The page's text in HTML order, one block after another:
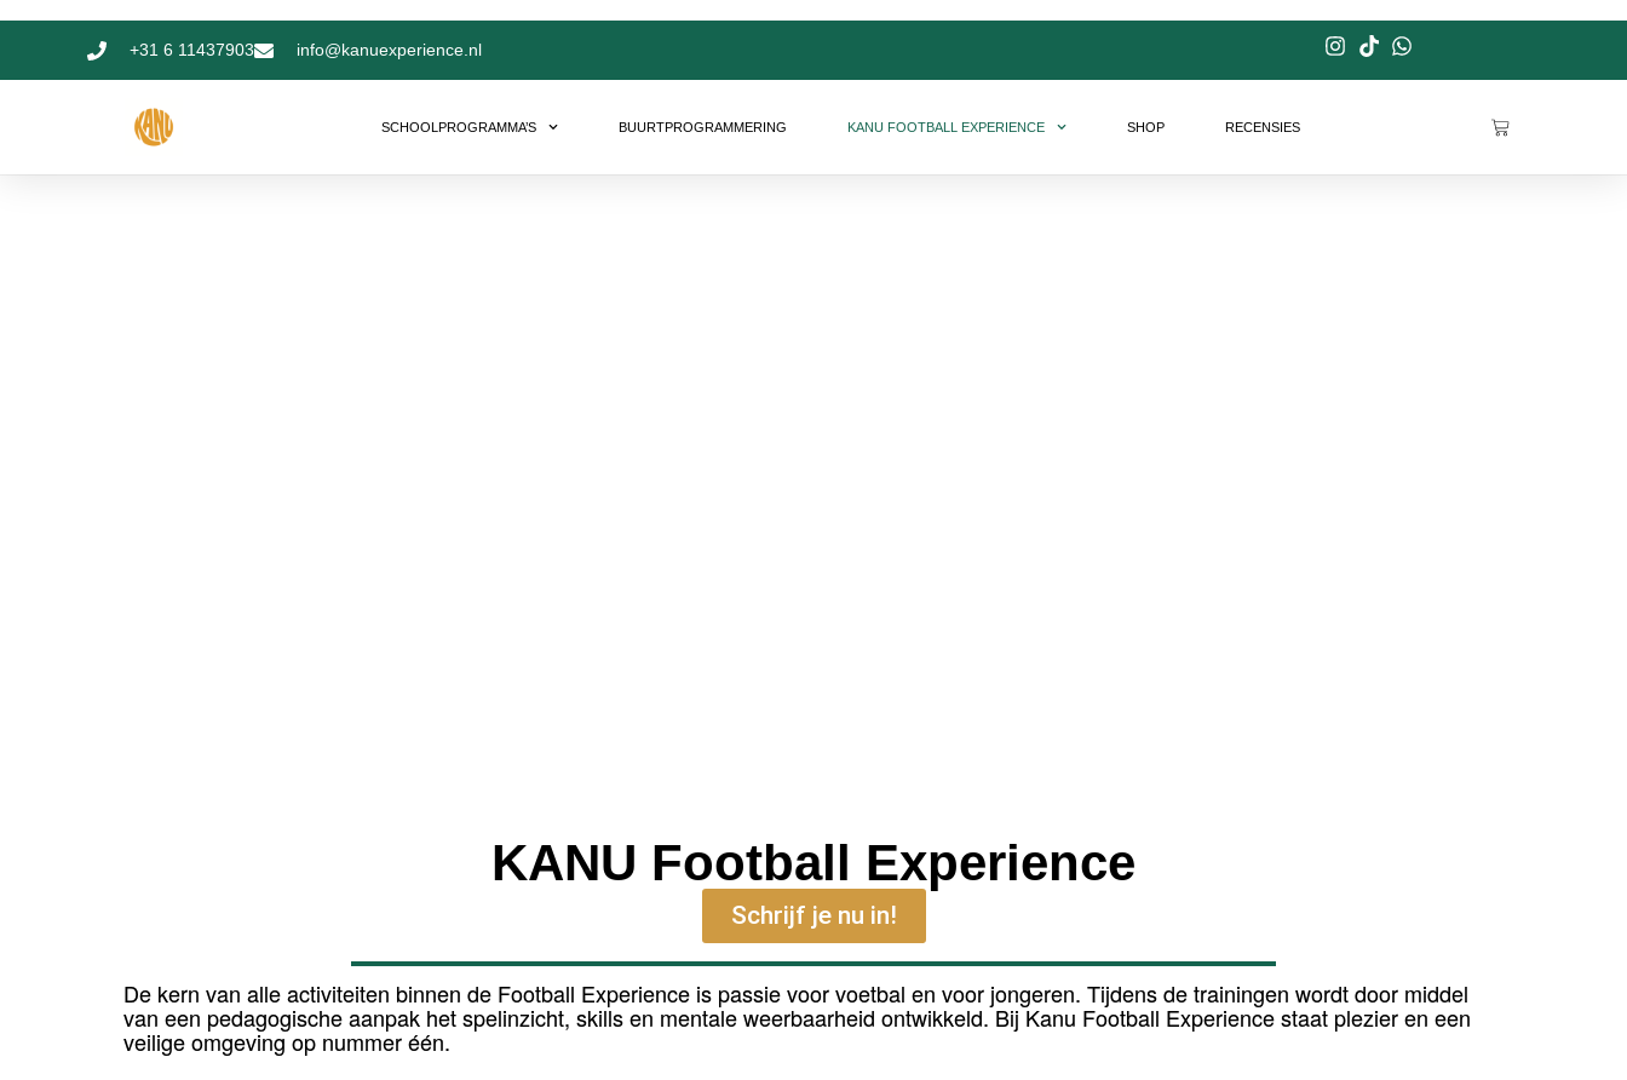
+31 6 11437903 info@kanuexperience.nl
SCHOOLPROGRAMMA’S BUURTPROGRAMMERING KANU FOOTBALL EXPERIENCE SHOP RECENSIES
KANU Football Experience
Schrijf je nu in!
De kern van alle activiteiten binnen de Football Experience is passie voor voetbal en voor jongeren. Tijdens de trainingen wordt door middel
van een pedagogische aanpak het spelinzicht, skills en mentale weerbaarheid ontwikkeld. Bij Kanu Football Experience staat plezier en een
veilige omgeving op nummer één.